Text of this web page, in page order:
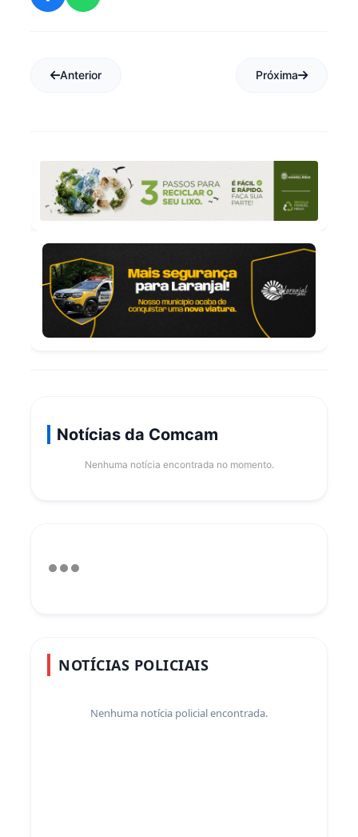
Anterior Próxima
Notícias da Comcam
Nenhuma notícia encontrada no momento.
NOTÍCIAS POLICIAIS
Nenhuma notícia policial encontrada.